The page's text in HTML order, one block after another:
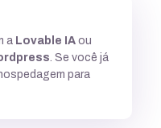
a Lovable IA ou
. Se você já
para